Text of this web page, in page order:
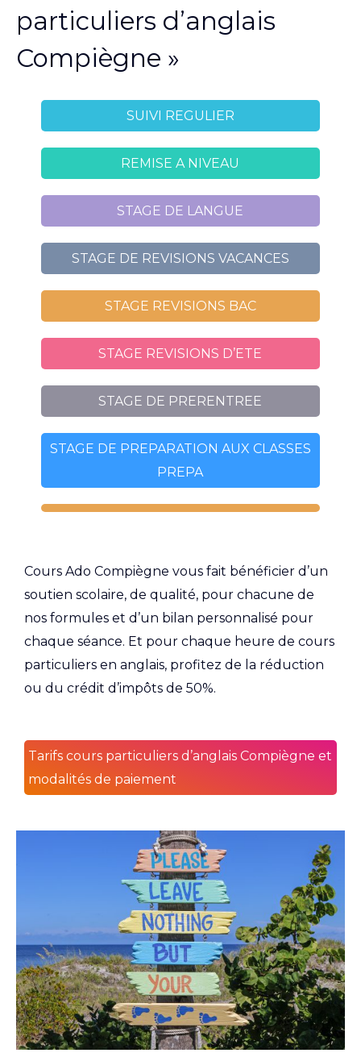
particuliers d’anglais
Compiègne »
SUIVI REGULIER
REMISE A NIVEAU
STAGE DE LANGUE
STAGE DE REVISIONS VACANCES
STAGE REVISIONS BAC
STAGE REVISIONS D’ETE
STAGE DE PRERENTREE
STAGE DE PREPARATION AUX CLASSES
PREPA
Cours Ado Compiègne vous fait bénéficier d’un
soutien scolaire, de qualité, pour chacune de
nos formules et d’un bilan personnalisé pour
chaque séance. Et pour chaque heure de cours
particuliers en anglais, profitez de la réduction
ou du crédit d’impôts de 50%.
Tarifs cours particuliers d’anglais Compiègne et
modalités de paiement